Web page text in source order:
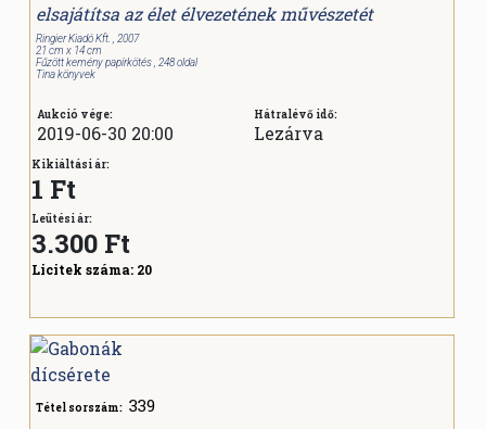
elsajátítsa az élet élvezetének művészetét
Ringier Kiadó Kft. , 2007
21 cm x 14 cm
Fűzött kemény papírkötés , 248 oldal
Tina könyvek
Aukció vége:
2019-06-30 20:00
Hátralévő idő:
Lezárva
Kikiáltási ár:
1 Ft
Leütési ár:
3.300 Ft
Licitek száma: 20
Tétel sorszám: 339